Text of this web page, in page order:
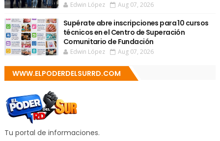
Edwin López Aug 07, 2026
Supérate abre inscripciones para 10 cursos
técnicos en el Centro de Superación
Comunitario de Fundación
Edwin López Aug 07, 2026
WWW.ELPODERDELSURRD.COM
Tu portal de informaciones.